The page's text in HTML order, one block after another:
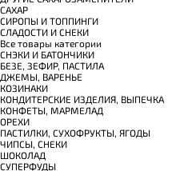
САХАР
СИРОПЫ И ТОППИНГИ
СЛАДОСТИ И СНЕКИ
Все товары категории
СНЭКИ И БАТОНЧИКИ
БЕЗЕ, ЗЕФИР, ПАСТИЛА
ДЖЕМЫ, ВАРЕНЬЕ
КОЗИНАКИ
КОНДИТЕРСКИЕ ИЗДЕЛИЯ, ВЫПЕЧКА
КОНФЕТЫ, МАРМЕЛАД
ОРЕХИ
ПАСТИЛКИ, СУХОФРУКТЫ, ЯГОДЫ
ЧИПСЫ, СНЕКИ
ШОКОЛАД
СУПЕРФУДЫ